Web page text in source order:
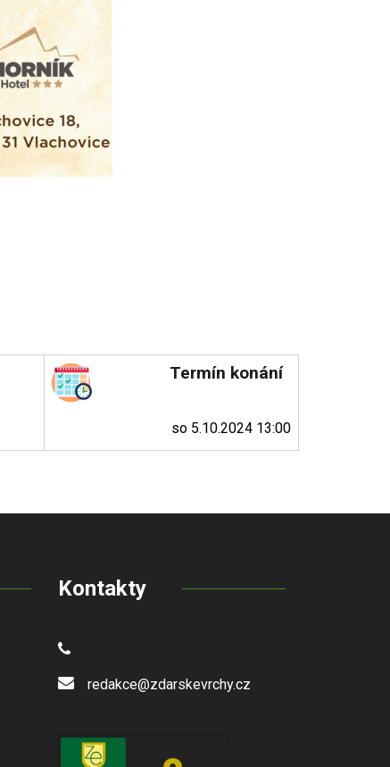
Termín konání
so 5.10.2024 13:00
Kontakty
redakce@zdarskevrchy.cz